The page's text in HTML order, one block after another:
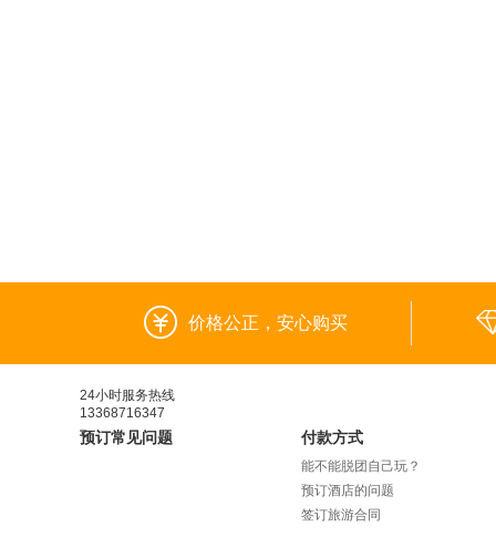
价格公正，安心购买
24小时服务热线
13368716347
预订常见问题 付款方式
能不能脱团自己玩？
预订酒店的问题
签订旅游合同